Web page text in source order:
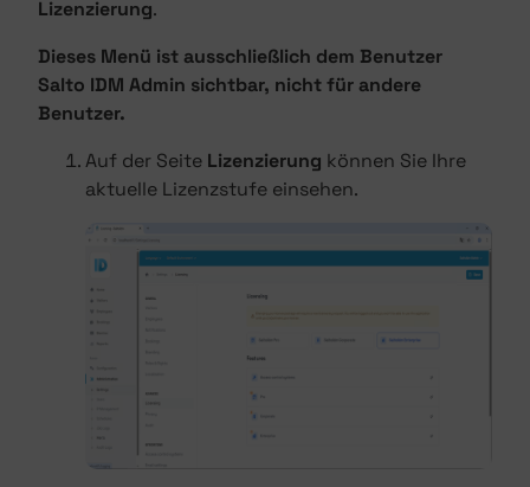
Lizenzierung.
Dieses Menü ist ausschließlich dem Benutzer
Salto IDM Admin sichtbar, nicht für andere
Benutzer.
Auf der Seite Lizenzierung können Sie Ihre
aktuelle Lizenzstufe einsehen.